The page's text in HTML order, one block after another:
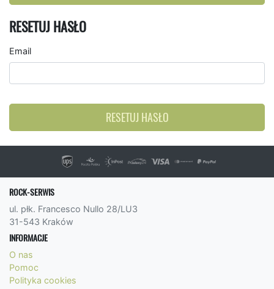
RESETUJ HASŁO
Email
RESETUJ HASŁO
ROCK-SERWIS
ul. płk. Francesco Nullo 28/LU3
31-543 Kraków
INFORMACJE
O nas
Pomoc
Polityka cookies